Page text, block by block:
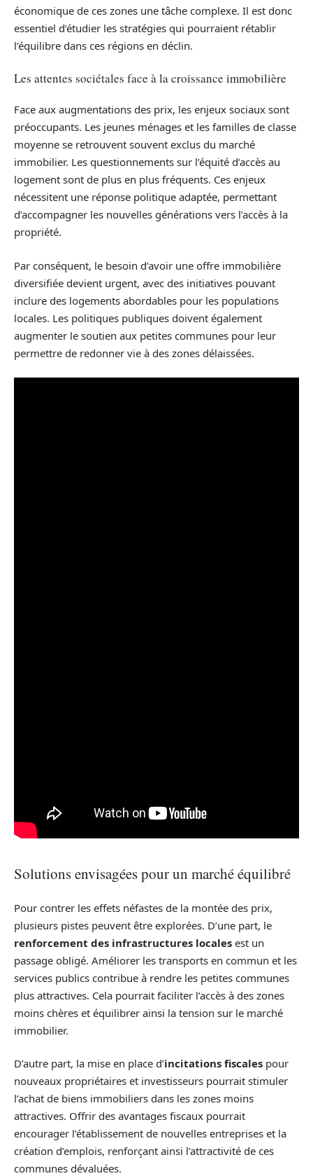
économique de ces zones une tâche complexe. Il est donc
essentiel d’étudier les stratégies qui pourraient rétablir
l’équilibre dans ces régions en déclin.
Les attentes sociétales face à la croissance immobilière
Face aux augmentations des prix, les enjeux sociaux sont
préoccupants. Les jeunes ménages et les familles de classe
moyenne se retrouvent souvent exclus du marché
immobilier. Les questionnements sur l’équité d’accès au
logement sont de plus en plus fréquents. Ces enjeux
nécessitent une réponse politique adaptée, permettant
d’accompagner les nouvelles générations vers l’accès à la
propriété.
Par conséquent, le besoin d’avoir une offre immobilière
diversifiée devient urgent, avec des initiatives pouvant
inclure des logements abordables pour les populations
locales. Les politiques publiques doivent également
augmenter le soutien aux petites communes pour leur
permettre de redonner vie à des zones délaissées.
Solutions envisagées pour un marché équilibré
Pour contrer les effets néfastes de la montée des prix,
plusieurs pistes peuvent être explorées. D’une part, le
renforcement des infrastructures locales est un
passage obligé. Améliorer les transports en commun et les
services publics contribue à rendre les petites communes
plus attractives. Cela pourrait faciliter l’accès à des zones
moins chères et équilibrer ainsi la tension sur le marché
immobilier.
D’autre part, la mise en place d’incitations fiscales pour
nouveaux propriétaires et investisseurs pourrait stimuler
l’achat de biens immobiliers dans les zones moins
attractives. Offrir des avantages fiscaux pourrait
encourager l’établissement de nouvelles entreprises et la
création d’emplois, renforçant ainsi l’attractivité de ces
communes dévaluées.